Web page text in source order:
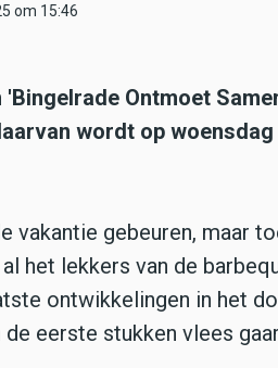
om 15:46
Ontmoet
wordt op
vakantie gebeuren, maar
het lekkers van de
ontwikkelingen in het
eerste stukken vlees